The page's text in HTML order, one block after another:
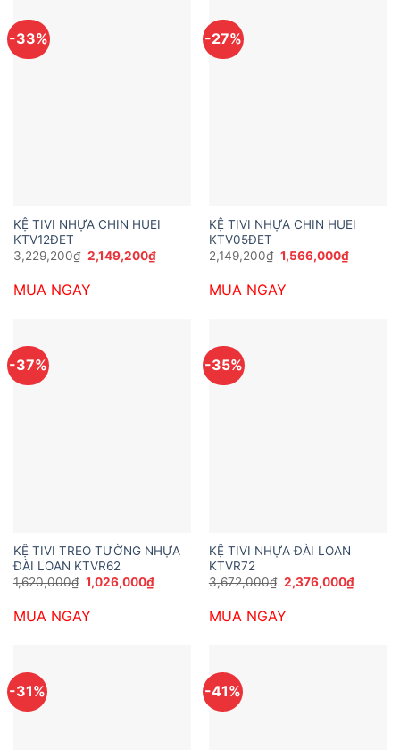
-33%
KỆ TIVI NHỰA CHIN HUEI
KTV12ĐET
3,229,200₫ Giá
gốc
3,229,200₫.
2,149,200₫Giá
hiện
MUA NGAY
-27%
KỆ TIVI NHỰA CHIN HUEI
KTV05ĐET
2,149,200₫ Giá
gốc
2,149,200₫.
1,566,000₫Giá
hiện
MUA NGAY
-37%
KỆ TIVI TREO TƯỜNG NHỰA
ĐÀI LOAN KTVR62
1,620,000₫ Giá
gốc
1,620,000₫.
1,026,000₫Giá
hiện
MUA NGAY
-35%
KỆ TIVI NHỰA ĐÀI LOAN
KTVR72
3,672,000₫ Giá
gốc
3,672,000₫.
2,376,000₫Giá
hiện
MUA NGAY
-31% -41%